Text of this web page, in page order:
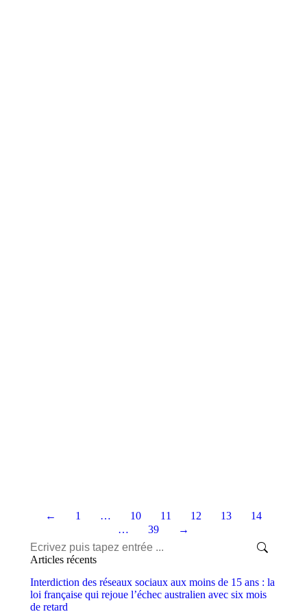
← 1 … 10 11 12 13
14
…
39 →
Articles récents
Interdiction des réseaux sociaux aux moins de 15 ans : la
loi française qui rejoue l’échec australien avec six mois
de retard